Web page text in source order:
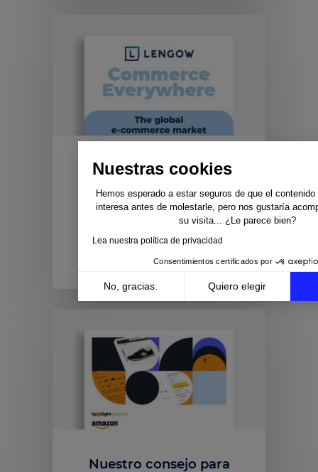
Nuestras cookies
Hemos esperado a estar seguros de que el
interesa antes de molestarle, pero nos gustaría
su visita... ¿Le parece bien?
Lea nuestra política de privacidad
Consentimientos certificados por
No, gracias.
Quiero elegir
Nuestra plataforma te permite personalizar y
Infografía e-commerce
cross-border
Expanda su negocio e-
internacional A través de esta
infogr...
Nuestro consejo para